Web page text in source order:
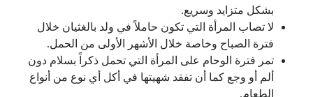
بشكل متزايد وسريع.
لا تصاب المرأة التي تكون حاملاً في ولد بالغثيان خلال
فترة الصباح وخاصة خلال الأشهر الأولى من الحمل.
تمر فترة الوحام على المرأة التي تحمل ذكراً بسلام دون
ألم أو وجع كما أن تفقد شهيتها في أكل أي نوع من أنواع
الطعام.